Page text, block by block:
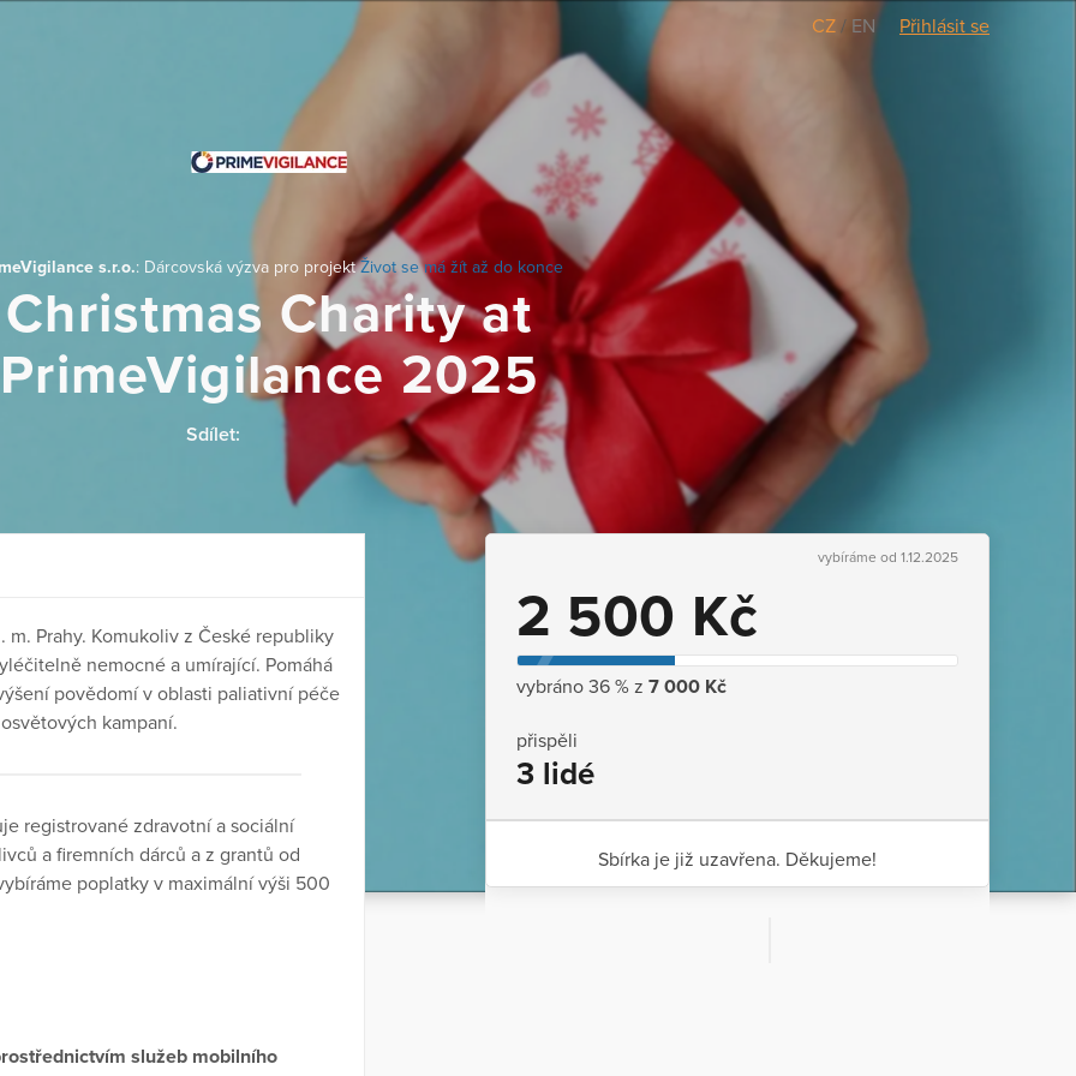
CZ / EN Přihlásit se
s.r.o.: Dárcovská výzva pro projektŽivot se má žít až do konce
Christmas Charity at
PrimeVigilance 2025
Sdílet:
vybíráme od 1.12.2025
2 500 Kč
vybráno 36 % z 7 000 Kč
přispěli
3 lidé
Sbírka je již uzavřena. Děkujeme!
Prahy. Komukoliv z České republiky
nemocné a umírající. Pomáhá
povědomí v oblasti paliativní péče
kampaní.
registrované zdravotní a sociální
a firemních dárců a z grantů od
poplatky v maximální výši 500
služeb mobilního